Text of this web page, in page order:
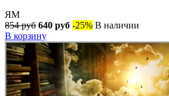
ЯМ
854 руб 640 руб -25% В наличии
В корзину